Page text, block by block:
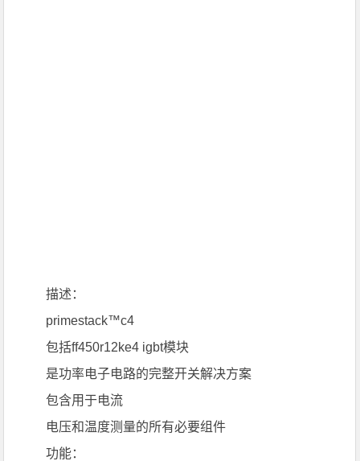
描述：
primestack™c4
包括ff450r12ke4 igbt模块
是功率电子电路的完整开关解决方案
包含用于电流
电压和温度测量的所有必要组件
功能：